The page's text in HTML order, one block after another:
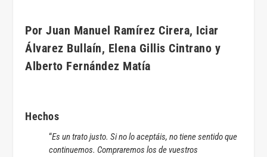
Por Juan Manuel Ramírez Cirera, Iciar
Álvarez Bullaín, Elena Gillis Cintrano y
Alberto Fernández Matía
Hechos
“Es un trato justo. Si no lo aceptáis, no tiene sentido que
continuemos. Compraremos los de vuestros